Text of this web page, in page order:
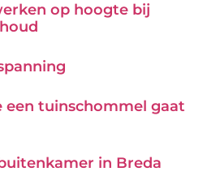
op hoogte bij
een tuinschommel gaat
in Breda